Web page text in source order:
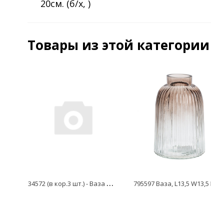
20см. (б/х, )
Товары из этой категории
3
4572 (в кор.3 шт.) - Ваза настольная Макраме малая, бежевая, матовая